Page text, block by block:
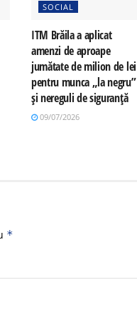
SOCIAL
ITM Brăila a aplicat
amenzi de aproape
jumătate de milion de lei
pentru munca „la negru”
și nereguli de siguranță
09/07/2026
*